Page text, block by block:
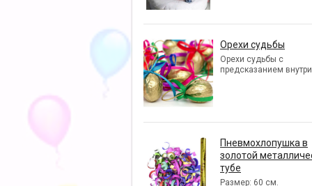
Орехи судьбы
Орехи судьбы с
предсказанием внутри
Пневмохлопушка в
золотой
тубе
Размер: 60 см.